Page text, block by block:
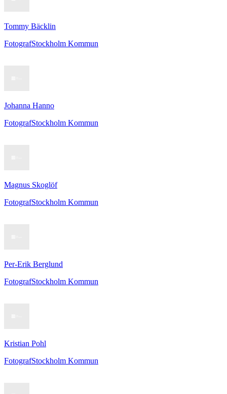
Tommy Bäcklin
FotografStockholm Kommun
Johanna Hanno
FotografStockholm Kommun
Magnus Skoglöf
FotografStockholm Kommun
Per-Erik Berglund
FotografStockholm Kommun
Kristian Pohl
FotografStockholm Kommun